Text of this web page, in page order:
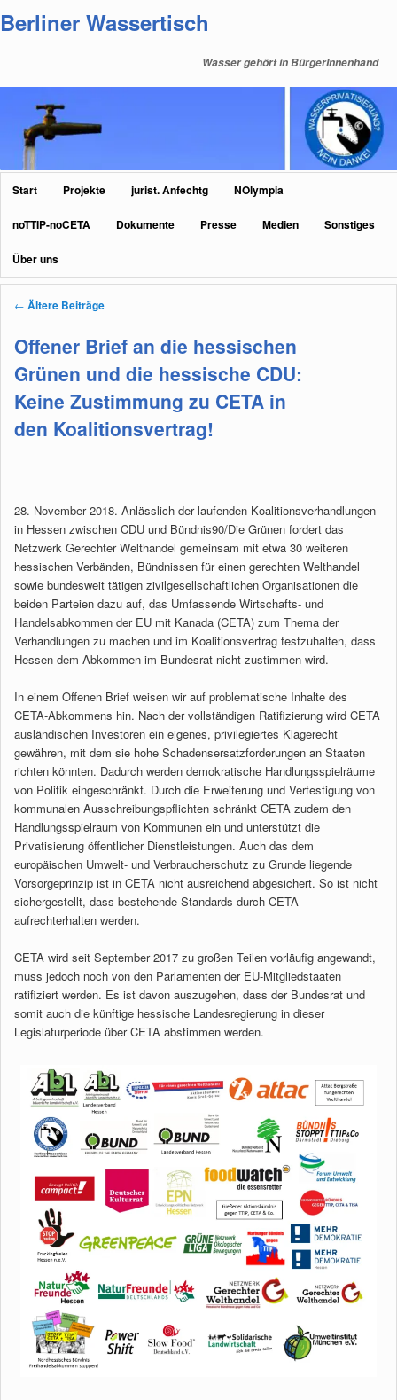
primären
sekundären
Berliner Wassertisch
Wasser gehört in BürgerInnenhand
Hauptmenü
Start Projekte jurist. Anfechtg NOlympia
noTTIP-noCETA Dokumente Presse Medien Sonstiges
Über uns
Beitragsnavigation
← Ältere Beiträge
Offener Brief an die hessischen
Grünen und die hessische CDU:
Keine Zustimmung zu CETA in
den Koalitionsvertrag!
28. November 2018. Anlässlich der laufenden Koalitionsverhandlungen
in Hessen zwischen CDU und Bündnis90/Die Grünen fordert das
Netzwerk Gerechter Welthandel gemeinsam mit etwa 30 weiteren
hessischen Verbänden, Bündnissen für einen gerechten Welthandel
sowie bundesweit tätigen zivilgesellschaftlichen Organisationen die
beiden Parteien dazu auf, das Umfassende Wirtschafts- und
Handelsabkommen der EU mit Kanada (CETA) zum Thema der
Verhandlungen zu machen und im Koalitionsvertrag festzuhalten, dass
Hessen dem Abkommen im Bundesrat nicht zustimmen wird.
In einem Offenen Brief weisen wir auf problematische Inhalte des
CETA-Abkommens hin. Nach der vollständigen Ratifizierung wird CETA
ausländischen Investoren ein eigenes, privilegiertes Klagerecht
gewähren, mit dem sie hohe Schadensersatzforderungen an Staaten
richten könnten. Dadurch werden demokratische Handlungsspielräume
von Politik eingeschränkt. Durch die Erweiterung und Verfestigung von
kommunalen Ausschreibungspflichten schränkt CETA zudem den
Handlungsspielraum von Kommunen ein und unterstützt die
Privatisierung öffentlicher Dienstleistungen. Auch das dem
europäischen Umwelt- und Verbraucherschutz zu Grunde liegende
Vorsorgeprinzip ist in CETA nicht ausreichend abgesichert. So ist nicht
sichergestellt, dass bestehende Standards durch CETA
aufrechterhalten werden.
CETA wird seit September 2017 zu großen Teilen vorläufig angewandt,
muss jedoch noch von den Parlamenten der EU-Mitgliedstaaten
ratifiziert werden. Es ist davon auszugehen, dass der Bundesrat und
somit auch die künftige hessische Landesregierung in dieser
Legislaturperiode über CETA abstimmen werden.